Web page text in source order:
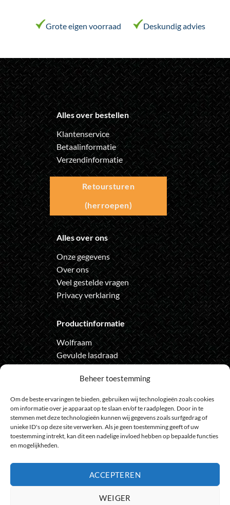
Beheer toestemming
Om de beste ervaringen te bieden, gebruiken wij technologieën zoals cookies
om informatie over je apparaat op te slaan en/of te raadplegen. Door in te
stemmen met deze technologieën kunnen wij gegevens zoals surfgedrag of
unieke ID's op deze site verwerken. Als je geen toestemming geeft of uw
toestemming intrekt, kan dit een nadelige invloed hebben op bepaalde functies
en mogelijkheden.
ACCEPTEREN
WEIGER
de
productpagina
de
productpagina
Grote eigen voorraad Deskundig advies
Alles over bestellen
Klantenservice
Betaalinformatie
Verzendinformatie
Retoursturen
(herroepen)
Alles over ons
Onze gegevens
Over ons
Veel gestelde vragen
Privacy verklaring
Productinformatie
Wolfraam
Gevulde lasdraad
Automatische lashelm
Onze nieuwsbrief
Meld je aan voor de nieuwsbrief
en loop geen actie meer mis
BancontactGiroPay